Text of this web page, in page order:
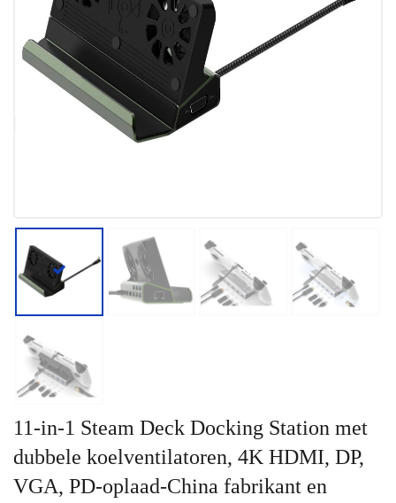
11-in-1 Steam Deck Docking Station met
dubbele koelventilatoren, 4K HDMI, DP,
VGA, PD-oplaad-China fabrikant en